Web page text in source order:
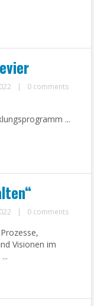
| 0 comments
...
| 0 comments
Visionen im